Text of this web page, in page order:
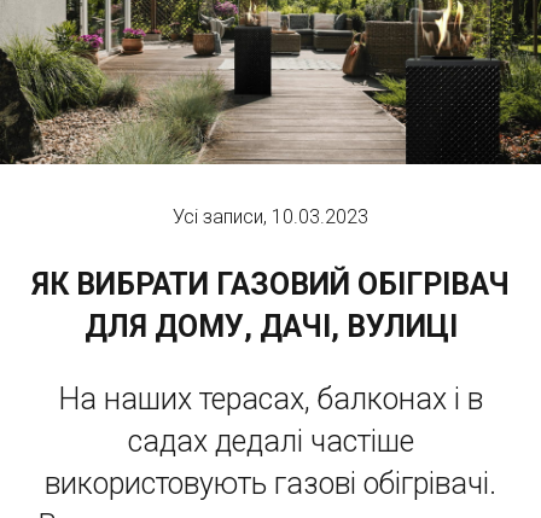
Усі записи, 10.03.2023
ЯК ВИБРАТИ ГАЗОВИЙ ОБІГРІВАЧ
ДЛЯ ДОМУ, ДАЧІ, ВУЛИЦІ
На наших терасах, балконах і в
садах дедалі частіше
використовують газові обігрівачі.